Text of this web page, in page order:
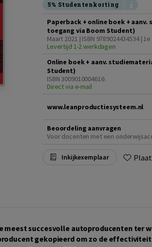
5% Studentenkorting
Paperback + online boek +
toegang via Boom Student)
Maart 2021 | ISBN 9789024434534 |
Levertijd 1-2 werkdagen
Online boek + aanv.
Student)
ISBN 3009010004616
Direct via e-mail
www.leanproductiesysteem.nl
Beoordeling aanvragen
Voor docenten met een
Inkijkexemplaar
meest succesvolle autoproducenten ter
gekopieerd om zo de